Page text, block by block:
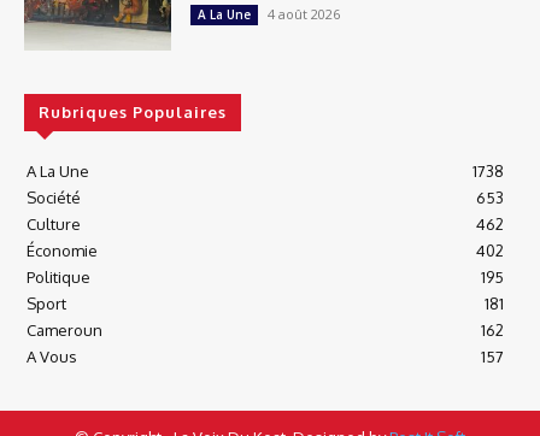
A La Une 4 août 2026
Rubriques Populaires
A La Une
1738
Société
653
Culture
462
Économie
402
Politique
195
Sport
181
Cameroun
162
A Vous
157